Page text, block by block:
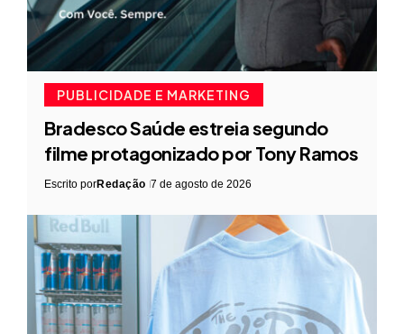
PUBLICIDADE E MARKETING
Bradesco Saúde estreia segundo
filme protagonizado por Tony Ramos
Escrito porRedação 7 de agosto de 2026